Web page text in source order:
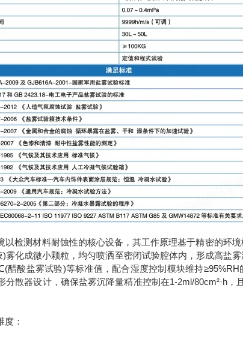
检测材料耐蚀性的核心设备，其工作原理基于精密的环境
雾化成微小颗粒，均匀喷洒至密闭试验腔体内，形成高盐
酸盐雾试验)等标准值，配合湿度控制模块维持≥95%RH
散器设计，确保盐雾沉降量精准控制在1-2ml/80cm²·h，
：